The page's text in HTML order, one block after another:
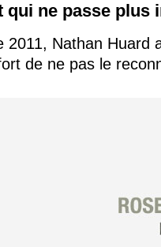
qui ne passe plus
2011, Nathan Huard
de ne pas le